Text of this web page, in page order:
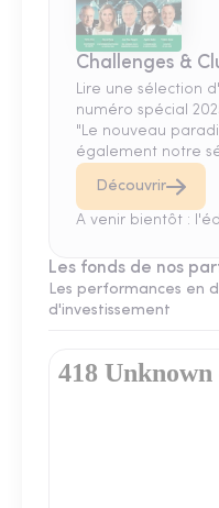
Challenges &
Lire une sélection
numéro spécial
"Le nouveau
également notre
Découvrir
A venir bientôt :
Les fonds de nos
Les performances en
d'investissement